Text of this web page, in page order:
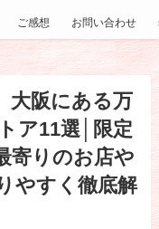
ご感想 お問い合わせ
大阪にある万
ア11選│限定
寄りのお店や
やすく徹底解